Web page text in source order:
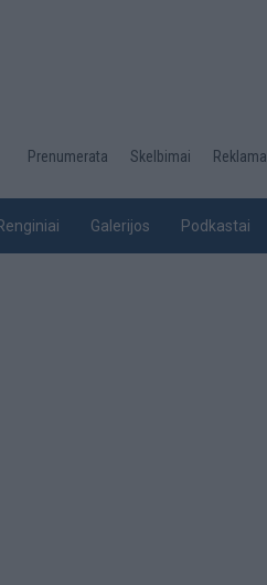
Desktop
top
Prenumerata Skelbimai Reklama
Galerijos Podkastai